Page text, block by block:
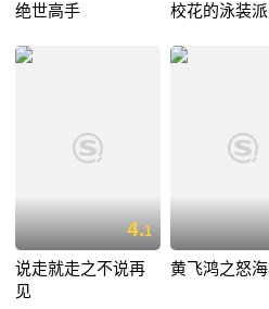
绝世高手 校花的泳装
4.1
说走就走之不说再
见
黄飞鸿之怒